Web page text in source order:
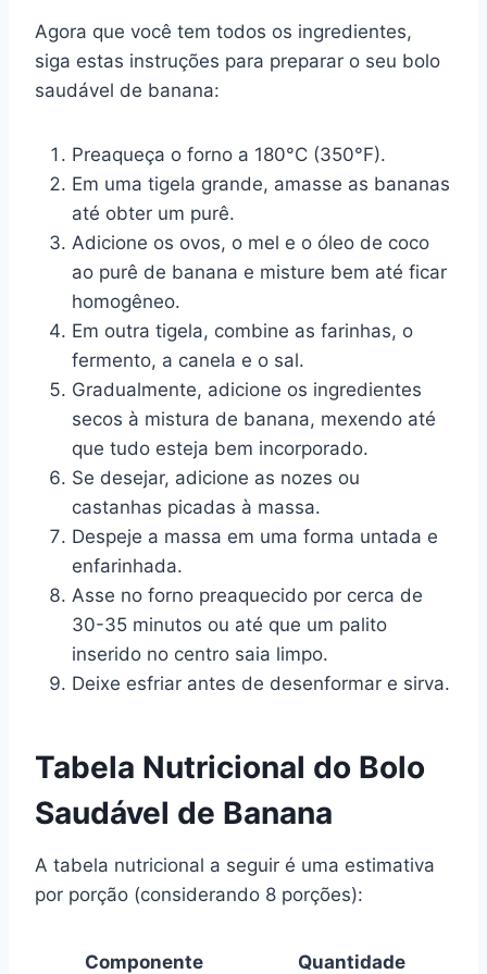
Agora que você tem todos os ingredientes,
siga estas instruções para preparar o seu bolo
saudável de banana:
Preaqueça o forno a 180°C (350°F).
Em uma tigela grande, amasse as bananas
até obter um purê.
Adicione os ovos, o mel e o óleo de coco
ao purê de banana e misture bem até ficar
homogêneo.
Em outra tigela, combine as farinhas, o
fermento, a canela e o sal.
Gradualmente, adicione os ingredientes
secos à mistura de banana, mexendo até
que tudo esteja bem incorporado.
Se desejar, adicione as nozes ou
castanhas picadas à massa.
Despeje a massa em uma forma untada e
enfarinhada.
Asse no forno preaquecido por cerca de
30-35 minutos ou até que um palito
inserido no centro saia limpo.
Deixe esfriar antes de desenformar e sirva.
Tabela Nutricional do Bolo
Saudável de Banana
A tabela nutricional a seguir é uma estimativa
por porção (considerando 8 porções):
Componente
Quantidade